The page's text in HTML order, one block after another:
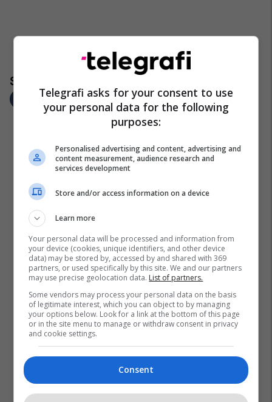
Telegrafi asks for your consent to use
your personal data for the following
purposes:
Personalised advertising and content, advertising and
content measurement, audience research and
services development
Store and/or access information on a device
Learn more
Your personal data will be processed and information from
your device (cookies, unique identifiers, and other device
data) may be stored by, accessed by and shared with 369
partners, or used specifically by this site. We and our partners
may use precise geolocation data. List of partners.
Some vendors may process your personal data on the basis
of legitimate interest, which you can object to by managing
your options below. Look for a link at the bottom of this page
or in the site menu to manage or withdraw consent in privacy
and cookie settings.
Consent